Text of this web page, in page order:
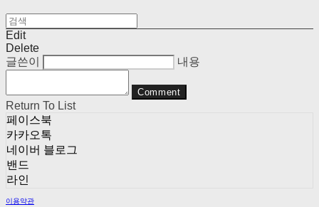
Edit
Delete
글쓴이
내용
Comment
Return To List
페이스북
카카오톡
네이버 블로그
밴드
라인
이용약관